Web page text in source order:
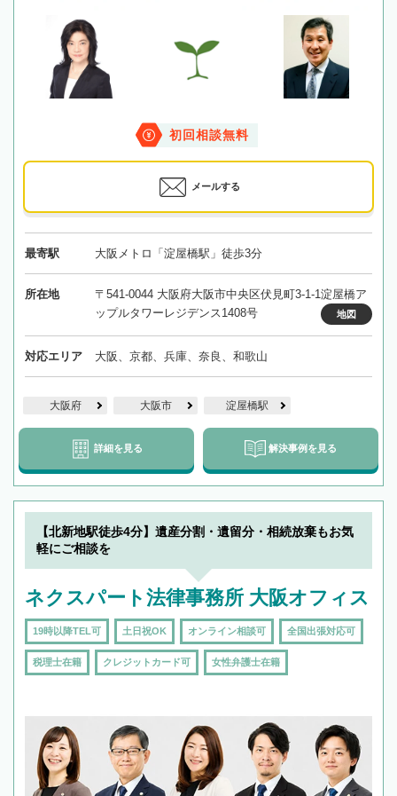
初回相談無料
メールする
最寄駅 大阪メトロ「淀屋橋駅」徒歩3分
所在地
〒541-0044 大阪府大阪市中央区伏見町3-1-1淀屋橋ア
ップルタワーレジデンス1408号
地図
対応エリア 大阪、京都、兵庫、奈良、和歌山
大阪府 大阪市 淀屋橋駅
詳細を見る 解決事例を見る
【北新地駅徒歩4分】遺産分割・遺留分・相続放棄もお気
軽にご相談を
ネクスパート法律事務所 大阪オフィス
19時以降TEL可 土日祝OK オンライン相談可 全国出張対応可
税理士在籍 クレジットカード可 女性弁護士在籍